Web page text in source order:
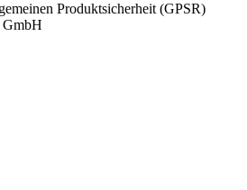
Produktsicherheit (GPSR)
GmbH